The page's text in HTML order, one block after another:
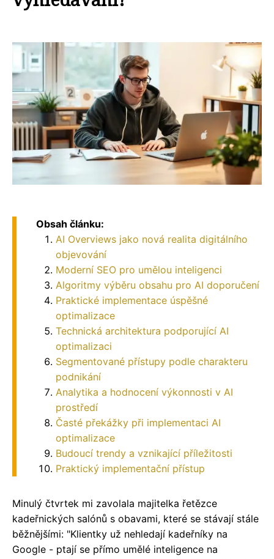
Obsah článku:
AI Overviews jako nová realita digitálního
objevování
Moderní SEO pro umělou inteligenci
Algoritmy výběru obsahu pro AI doporučení
Praktické implementace úspěšné
optimalizace
Technická architektura podporující AI
optimalizaci
Segmentované přístupy podle charakteru
podnikání
Analytika a hodnocení výkonnosti v AI
prostředí
Časté překážky při implementaci AI
optimalizace
Budoucí trendy a vznikající příležitosti
Praktický implementační přístup
Minulý čtvrtek mi zavolala majitelka řetězce
kadeřnických salónů s obavami, které se stávají stále
běžnějšími: "Klientky už nehledají kadeřníky na
Google - ptají se přímo umělé inteligence na